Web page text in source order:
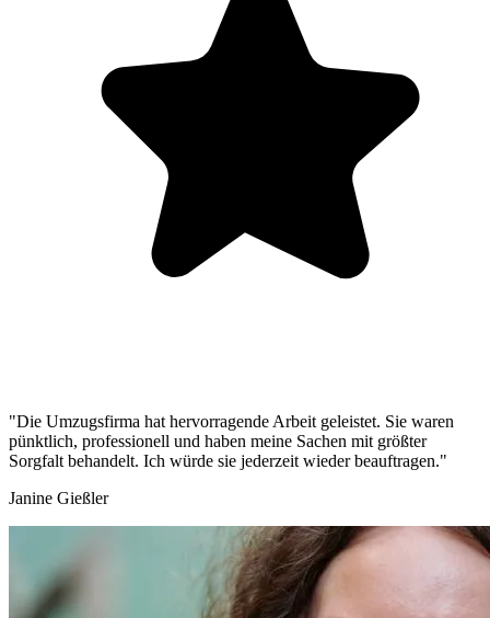
"Die Umzugsfirma hat hervorragende Arbeit geleistet. Sie waren
pünktlich, professionell und haben meine Sachen mit größter
Sorgfalt behandelt. Ich würde sie jederzeit wieder beauftragen."
Janine Gießler